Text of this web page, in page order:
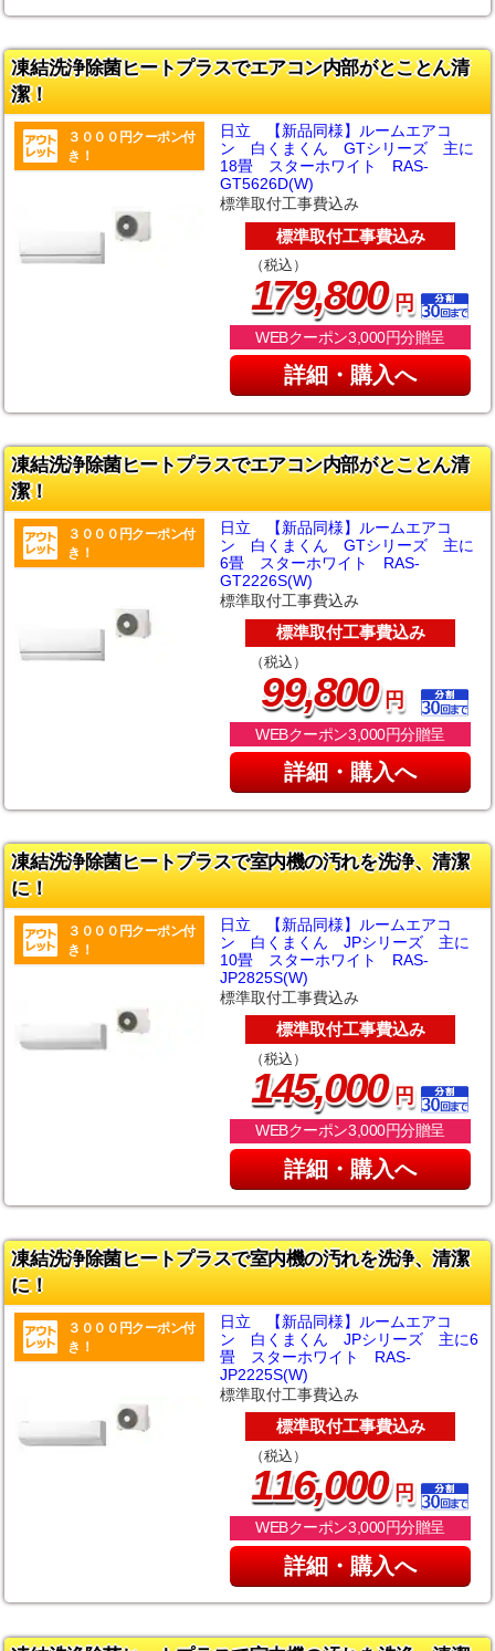
凍結洗浄除菌ヒートプラスでエアコン内部がとことん清
潔！
３０００円クーポン付
き！
日立 【新品同様】ルームエアコ
ン 白くまくん GTシリーズ 主に
18畳 スターホワイト RAS-
GT5626D(W)
標準取付工事費込み
標準取付工事費込み
（税込）
179,800円
WEBクーポン3,000円分贈呈
詳細・購入へ
凍結洗浄除菌ヒートプラスでエアコン内部がとことん清
潔！
３０００円クーポン付
き！
日立 【新品同様】ルームエアコ
ン 白くまくん GTシリーズ 主に
6畳 スターホワイト RAS-
GT2226S(W)
標準取付工事費込み
標準取付工事費込み
（税込）
99,800円
WEBクーポン3,000円分贈呈
詳細・購入へ
凍結洗浄除菌ヒートプラスで室内機の汚れを洗浄、清潔
に！
３０００円クーポン付
き！
日立 【新品同様】ルームエアコ
ン 白くまくん JPシリーズ 主に
10畳 スターホワイト RAS-
JP2825S(W)
標準取付工事費込み
標準取付工事費込み
（税込）
145,000円
WEBクーポン3,000円分贈呈
詳細・購入へ
凍結洗浄除菌ヒートプラスで室内機の汚れを洗浄、清潔
に！
３０００円クーポン付
き！
日立 【新品同様】ルームエアコ
ン 白くまくん JPシリーズ 主に6
畳 スターホワイト RAS-
JP2225S(W)
標準取付工事費込み
標準取付工事費込み
（税込）
116,000円
WEBクーポン3,000円分贈呈
詳細・購入へ